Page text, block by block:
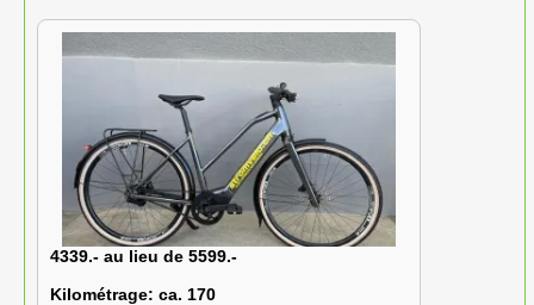
4339.- au lieu de 5599.-
Kilométrage: ca. 170